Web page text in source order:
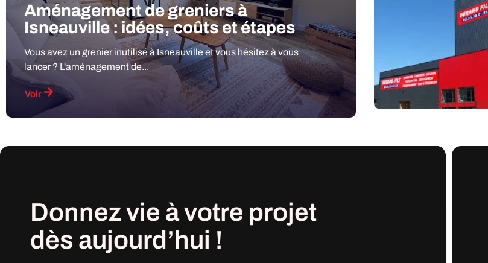
Aménagement de greniers à
Isneauville : idées, coûts et étapes
Vous avez un grenier inutilisé à Isneauville et vous hésitez à vous
lancer ? L'aménagement de...
Voir
Donnez vie à votre projet
dès aujourd’hui !